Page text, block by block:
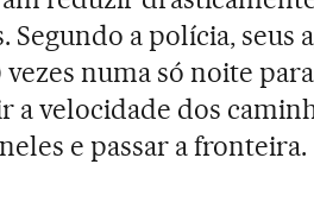
a polícia, seus
numa só noite
a velocidade dos
e passar a fronteira.